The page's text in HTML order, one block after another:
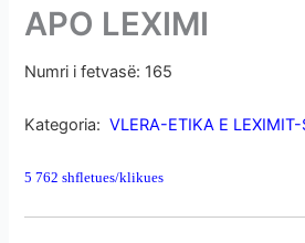
APO LEXIMI
Numri i fetvasë: 165
Kategoria: VLERA-ETIKA E
5 762 shfletues/klikues
m
e